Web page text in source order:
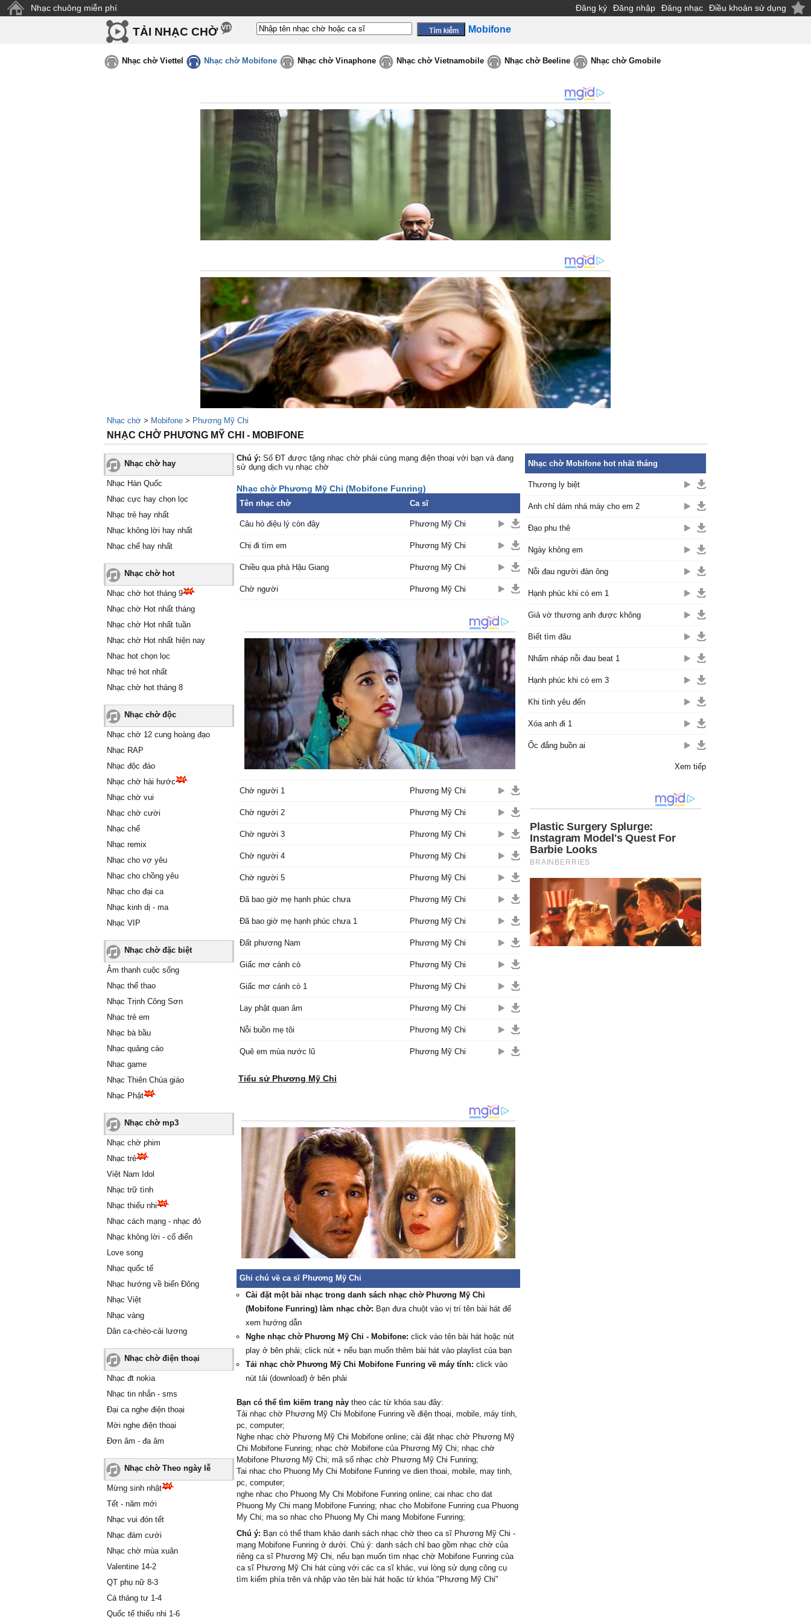
Nhạc chuông miễn phí Đăng ký Đăng nhập Đăng nhạc Điều khoản sử dụng
TẢI NHẠC CHỜ Mobifone
Nhạc chờ Viettel Nhạc chờ Mobifone Nhạc chờ Vinaphone Nhạc chờ Vietnamobile Nhạc chờ Beeline Nhạc chờ Gmobile
Nhạc chờ > Mobifone > Phương Mỹ Chi
NHẠC CHỜ PHƯƠNG MỸ CHI - MOBIFONE
Nhạc chờ hay
Nhạc Hàn Quốc
Nhạc cực hay chọn lọc
Nhạc trẻ hay nhất
Nhạc không lời hay nhất
Nhạc chế hay nhất
Nhạc chờ hot
Nhạc chờ hot tháng 9
Nhạc chờ Hot nhất tháng
Nhạc chờ Hot nhất tuần
Nhạc chờ Hot nhất hiện nay
Nhạc hot chọn lọc
Nhạc trẻ hot nhất
Nhạc chờ hot tháng 8
Nhạc chờ độc
Nhạc chờ 12 cung hoàng đạo
Nhạc RAP
Nhạc độc đáo
Nhạc chờ hài hước
Nhạc chờ vui
Nhạc chờ cười
Nhạc chế
Nhạc remix
Nhạc cho vợ yêu
Nhạc cho chồng yêu
Nhạc cho đại ca
Nhạc kinh dị - ma
Nhạc VIP
Nhạc chờ đặc biệt
Âm thanh cuộc sống
Nhạc thể thao
Nhạc Trịnh Công Sơn
Nhạc trẻ em
Nhạc bà bầu
Nhạc quảng cáo
Nhạc game
Nhạc Thiên Chúa giáo
Nhạc Phật
Nhạc chờ mp3
Nhạc chờ phim
Nhạc trẻ
Việt Nam Idol
Nhạc trữ tình
Nhạc thiếu nhi
Nhạc cách mạng - nhạc đỏ
Nhạc không lời - cổ điển
Love song
Nhạc quốc tế
Nhạc hướng về biển Đông
Nhạc Việt
Nhạc vàng
Dân ca-chèo-cải lương
Nhạc chờ điện thoại
Nhạc đt nokia
Nhạc tin nhắn - sms
Đại ca nghe điện thoại
Mời nghe điện thoại
Đơn âm - đa âm
Nhạc chờ Theo ngày lễ
Mừng sinh nhật
Tết - năm mới
Nhạc vui đón tết
Nhạc đám cưới
Nhạc chờ mùa xuân
Valentine 14-2
QT phụ nữ 8-3
Cá tháng tư 1-4
Quốc tế thiếu nhi 1-6
Chú ý: Số ĐT được tặng nhạc chờ phải cùng mạng điện thoại với bạn và đang
sử dụng dịch vụ nhạc chờ
Nhạc chờ Phương Mỹ Chi (Mobifone Funring)
Tên nhạc chờ Ca sĩ
Câu hò điệu lý còn đây Phương Mỹ Chi
Chị đi tìm em Phương Mỹ Chi
Chiều qua phà Hậu Giang Phương Mỹ Chi
Chờ người Phương Mỹ Chi
Chờ người 1 Phương Mỹ Chi
Chờ người 2 Phương Mỹ Chi
Chờ người 3 Phương Mỹ Chi
Chờ người 4 Phương Mỹ Chi
Chờ người 5 Phương Mỹ Chi
Đã bao giờ mẹ hạnh phúc chưa Phương Mỹ Chi
Đã bao giờ mẹ hạnh phúc chưa 1 Phương Mỹ Chi
Đất phương Nam Phương Mỹ Chi
Giấc mơ cánh cò Phương Mỹ Chi
Giấc mơ cánh cò 1 Phương Mỹ Chi
Lạy phật quan âm Phương Mỹ Chi
Nỗi buồn mẹ tôi Phương Mỹ Chi
Quê em mùa nước lũ Phương Mỹ Chi
Tiểu sử Phương Mỹ Chi
Ghi chú về ca sĩ Phương Mỹ Chi
Cài đặt một bài nhạc trong danh sách nhạc chờ Phương Mỹ Chi
(Mobifone Funring) làm nhạc chờ: Bạn đưa chuột vào vị trí tên bài hát để
xem hướng dẫn
Nghe nhạc chờ Phương Mỹ Chi - Mobifone: click vào tên bài hát hoặc nút
play ở bên phải; click nút + nếu bạn muốn thêm bài hát vào playlist của bạn
Tải nhạc chờ Phương Mỹ Chi Mobifone Funring về máy tính: click vào
nút tải (download) ở bên phải
Bạn có thể tìm kiếm trang này theo các từ khóa sau đây:
Tải nhạc chờ Phương Mỹ Chi Mobifone Funring về điện thoại, mobile, máy tính,
pc, computer;
Nghe nhạc chờ Phương Mỹ Chi Mobifone online; cài đặt nhạc chờ Phương Mỹ
Chi Mobifone Funring; nhạc chờ Mobifone của Phương Mỹ Chi; nhạc chờ
Mobifone Phương Mỹ Chi; mã số nhạc chờ Phương Mỹ Chi Funring;
Tai nhac cho Phuong My Chi Mobifone Funring ve dien thoai, mobile, may tinh,
pc, computer;
nghe nhac cho Phuong My Chi Mobifone Funring online; cai nhac cho dat
Phuong My Chi mang Mobifone Funring; nhac cho Mobifone Funring cua Phuong
My Chi; ma so nhac cho Phuong My Chi mang Mobifone Funring;
Chú ý: Bạn có thể tham khảo danh sách nhạc chờ theo ca sĩ Phương Mỹ Chi -
mạng Mobifone Funring ở dưới. Chú ý: danh sách chỉ bao gồm nhạc chờ của
riêng ca sĩ Phương Mỹ Chi, nếu bạn muốn tìm nhạc chờ Mobifone Funring của
ca sĩ Phương Mỹ Chi hát cùng với các ca sĩ khác, vui lòng sử dụng công cụ
tìm kiếm phía trên và nhập vào tên bài hát hoặc từ khóa "Phương Mỹ Chi"
Nhạc chờ Mobifone hot nhất tháng
Thương ly biệt
Anh chỉ dám nhá máy cho em 2
Đạo phu thê
Ngày không em
Nỗi đau người đàn ông
Hạnh phúc khi có em 1
Giả vờ thương anh được không
Biết tìm đâu
Nhấm nháp nỗi đau beat 1
Hạnh phúc khi có em 3
Khi tình yêu đến
Xóa anh đi 1
Ốc đắng buồn ai
Xem tiếp